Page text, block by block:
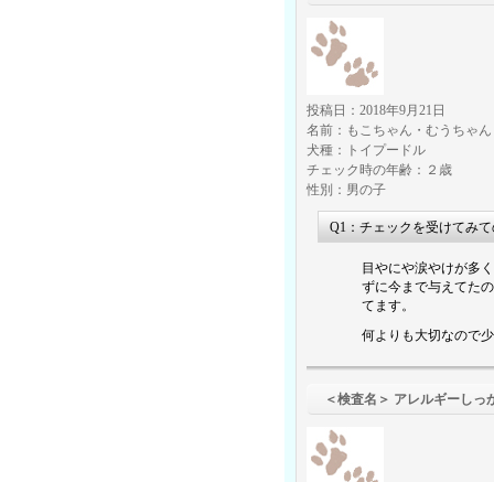
投稿日：2018年9月21日
名前：もこちゃん・むうちゃん
犬種：トイプードル
チェック時の年齢：２歳
性別：男の子
Q1：チェックを受けてみ
目やにや涙やけが多
ずに今まで与えてた
てます。
何よりも大切なので
＜検査名＞ アレルギーしっ